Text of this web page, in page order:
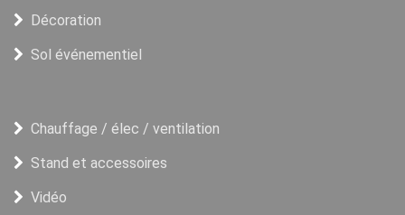
Décoration
Sol événementiel
Chauffage / élec / ventilation
Stand et accessoires
Vidéo